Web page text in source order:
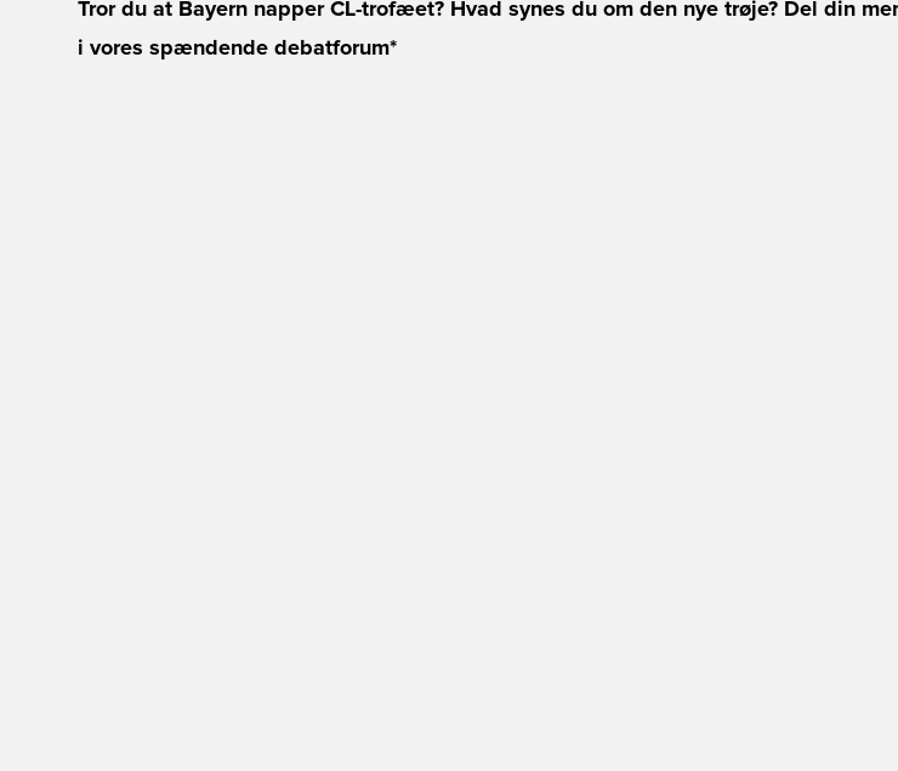
Tror du at Bayern napper CL-trofæet? Hvad synes du om den nye trøje? Del din
i vores spændende debatforum*